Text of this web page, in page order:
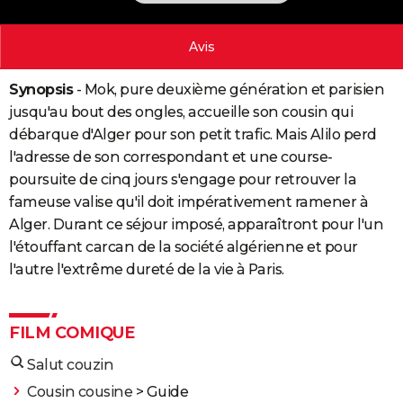
PHOTO
BONS PLANS
CARTE DE VOEUX
Carte de Noël
Carte Bonne année
Carte Saint-Valentin
Carte Pâques
Carte d'anniversaire
Dictionnaire
Biographies
Citations
Expressions
Proverbes
PROGRAMME TV
COPAINS D'AVANT
S'inscrire
Se connecter
Lycées
Collèges
Primaires
Universités
Entreprises
Service militaire
Avis de recherche
AVIS DE DÉCÈS
FORUM
Avis
Synopsis- Mok, pure deuxième génération et parisien
jusqu'au bout des ongles, accueille son cousin qui
débarque d'Alger pour son petit trafic. Mais Alilo perd
l'adresse de son correspondant et une course-
poursuite de cinq jours s'engage pour retrouver la
fameuse valise qu'il doit impérativement ramener à
Alger. Durant ce séjour imposé, apparaîtront pour l'un
l'étouffant carcan de la société algérienne et pour
l'autre l'extrême dureté de la vie à Paris.
FILM COMIQUE
Salut couzin
Cousin cousine > Guide